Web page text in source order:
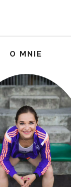
O MNIE